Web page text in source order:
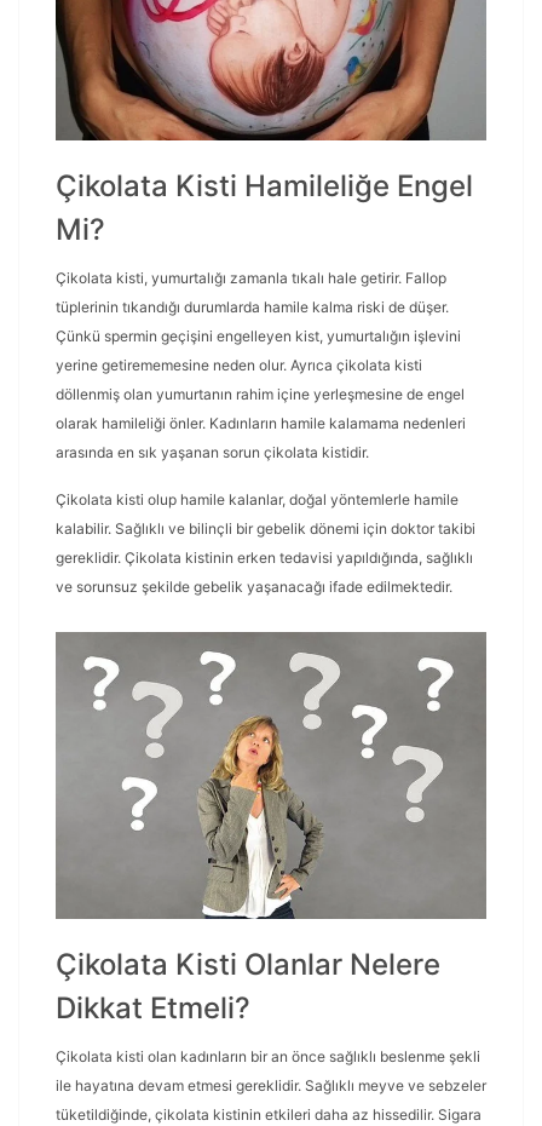
Çikolata Kisti Hamileliğe Engel
Mi?
Çikolata kisti, yumurtalığı zamanla tıkalı hale getirir. Fallop
tüplerinin tıkandığı durumlarda hamile kalma riski de düşer.
Çünkü spermin geçişini engelleyen kist, yumurtalığın işlevini
yerine getirememesine neden olur. Ayrıca çikolata kisti
döllenmiş olan yumurtanın rahim içine yerleşmesine de engel
olarak hamileliği önler. Kadınların hamile kalamama nedenleri
arasında en sık yaşanan sorun çikolata kistidir.
Çikolata kisti olup hamile kalanlar, doğal yöntemlerle hamile
kalabilir. Sağlıklı ve bilinçli bir gebelik dönemi için doktor takibi
gereklidir. Çikolata kistinin erken tedavisi yapıldığında, sağlıklı
ve sorunsuz şekilde gebelik yaşanacağı ifade edilmektedir.
Çikolata Kisti Olanlar Nelere
Dikkat Etmeli?
Çikolata kisti olan kadınların bir an önce sağlıklı beslenme şekli
ile hayatına devam etmesi gereklidir. Sağlıklı meyve ve sebzeler
tüketildiğinde, çikolata kistinin etkileri daha az hissedilir. Sigara